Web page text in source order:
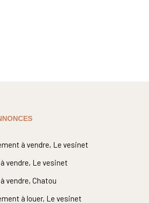
à vendre, Le vesinet
vendre, Le vesinet
vendre, Chatou
à louer, Le vesinet